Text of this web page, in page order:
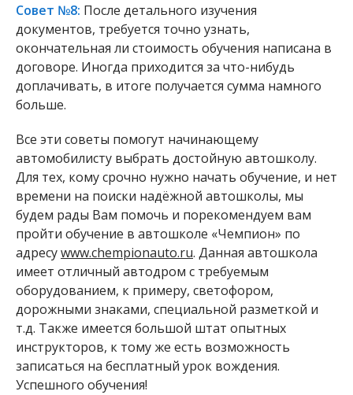
Совет №8: После детального изучения
документов, требуется точно узнать,
окончательная ли стоимость обучения написана в
договоре. Иногда приходится за что-нибудь
доплачивать, в итоге получается сумма намного
больше.
Все эти советы помогут начинающему
автомобилисту выбрать достойную автошколу.
Для тех, кому срочно нужно начать обучение, и нет
времени на поиски надёжной автошколы, мы
будем рады Вам помочь и порекомендуем вам
пройти обучение в автошколе «Чемпион» по
адресуwww.chempionauto.ru. Данная автошкола
имеет отличный автодром с требуемым
оборудованием, к примеру, светофором,
дорожными знаками, специальной разметкой и
т.д. Также имеется большой штат опытных
инструкторов, к тому же есть возможность
записаться на бесплатный урок вождения.
Успешного обучения!